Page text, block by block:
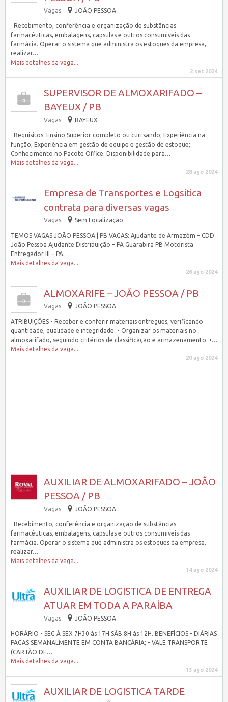
Vagas JOÃO PESSOA
Recebimento, conferência e organização de substâncias
farmacêuticas, embalagens, capsulas e outros consumiveis das
farmácia. Operar o sistema que administra os estoques da empresa,
realizar…
Mais detalhes da vaga....
2 set 2024
SUPERVISOR DE ALMOXARIFADO –
BAYEUX / PB
Vagas BAYEUX
Requisitos: Ensino Superior completo ou currsando; Experiência na
função; Experiência em gestão de equipe e gestão de estoque;
Conhecimento no Pacote Office. Disponibilidade para…
Mais detalhes da vaga....
28 ago 2024
Empresa de Transportes e Logsitica
contrata para diversas vagas
Vagas Sem Localização
TEMOS VAGAS JOÃO PESSOA | PB VAGAS: Ajudante de Armazém – CDD
João Pessoa Ajudante Distribuição – PA Guarabira PB Motorista
Entregador III – PA…
Mais detalhes da vaga....
26 ago 2024
ALMOXARIFE – JOÃO PESSOA / PB
Vagas JOÃO PESSOA
ATRIBUIÇÕES • Receber e conferir materiais entregues, verificando
quantidade, qualidade e integridade. • Organizar os materiais no
almoxarifado, seguindo critérios de classificação e armazenamento. •…
Mais detalhes da vaga....
20 ago 2024
AUXILIAR DE ALMOXARIFADO – JOÃO
PESSOA / PB
Vagas JOÃO PESSOA
Recebimento, conferência e organização de substâncias
farmacêuticas, embalagens, capsulas e outros consumiveis das
farmácia. Operar o sistema que administra os estoques da empresa,
realizar…
Mais detalhes da vaga....
14 ago 2024
AUXILIAR DE LOGISTICA DE ENTREGA
ATUAR EM TODA A PARAÍBA
Vagas JOÃO PESSOA
HORÁRIO • SEG À SEX 7H30 às 17H SÁB 8H às 12H. BENEFÍCIOS • DIÁRIAS
PAGAS SEMANALMENTE EM CONTA BANCÁRIA; • VALE TRANSPORTE
(CARTÃO DE…
Mais detalhes da vaga....
13 ago 2024
AUXILIAR DE LOGISTICA TARDE